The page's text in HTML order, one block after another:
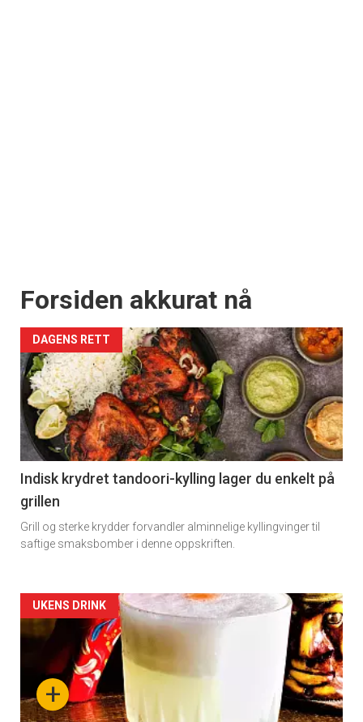
Forsiden akkurat nå
DAGENS RETT
Indisk krydret tandoori-kylling lager du enkelt på
grillen
Grill og sterke krydder forvandler alminnelige kyllingvinger til
saftige smaksbomber i denne oppskriften.
Forsiden
akkurat
nå
-
+
UKENS DRINK